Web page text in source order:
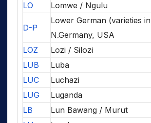
LO
Lomwe / Ngulu
D-P
Lower German (varieties in
N.Germany, USA
LOZ
Lozi / Silozi
LUB
Luba
LUC
Luchazi
LUG
Luganda
LB
Lun Bawang / Murut